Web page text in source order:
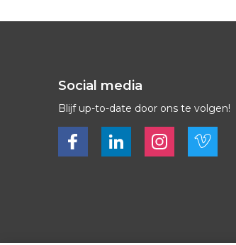
Social media
Blijf up-to-date door ons te volgen!
Bekijk ons op FacebookBekijk ons op LinkedInBekijk ons op LinkedInBekijk ons op Vimeo